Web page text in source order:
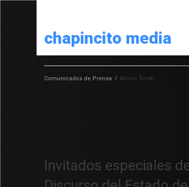
chapincito media
Comunicados de Prensa / Khano Smith
Invitados especiales